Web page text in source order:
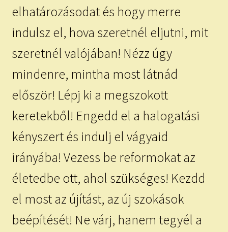
elhatározásodat és hogy merre
indulsz el, hova szeretnél eljutni, mit
szeretnél valójában! Nézz úgy
mindenre, mintha most látnád
először! Lépj ki a megszokott
keretekből! Engedd el a halogatási
kényszert és indulj el vágyaid
irányába! Vezess be reformokat az
életedbe ott, ahol szükséges! Kezdd
el most az újítást, az új szokások
beépítését! Ne várj, hanem tegyél a